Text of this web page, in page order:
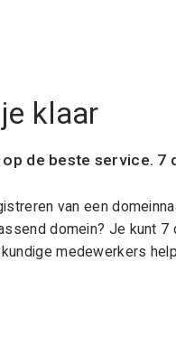
klaar
de beste service. 7
van een
domein? Je kunt 7
medewerkers